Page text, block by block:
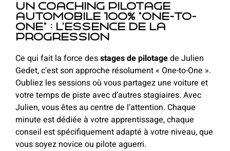
Un coaching pilotage
automobile 100% "One-to-
One" : l'essence de la
progression
Ce qui fait la force desstages de pilotagede Julien
Gedet, c’est son approche résolument « One-to-One ».
Oubliez les sessions où vous partagez une voiture et
votre temps de piste avec d’autres stagiaires. Avec
Julien, vous êtes au centre de l’attention. Chaque
minute est dédiée à votre apprentissage, chaque
conseil est spécifiquement adapté à votre niveau, que
vous soyez novice ou pilote aguerri.